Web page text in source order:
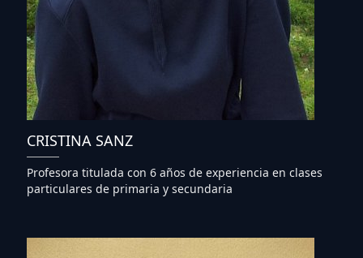
CRISTINA SANZ
Profesora titulada con 6 años de experiencia en clases
particulares de primaria y secundaria